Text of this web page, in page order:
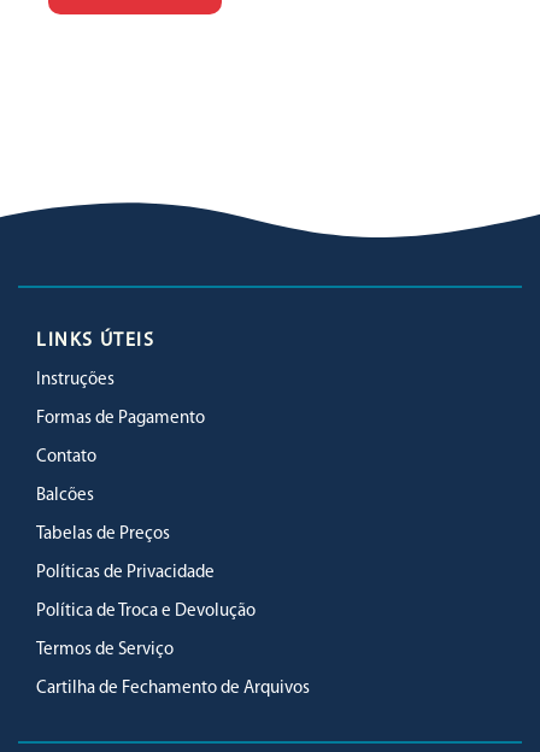
LINKS ÚTEIS
Instruções
Formas de Pagamento
Contato
Balcões
Tabelas de Preços
Políticas de Privacidade
Política de Troca e Devolução
Termos de Serviço
Cartilha de Fechamento de Arquivos